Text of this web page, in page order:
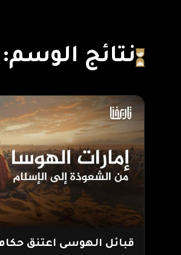
نتائج
قبائل الهوسى اعتنق حكام